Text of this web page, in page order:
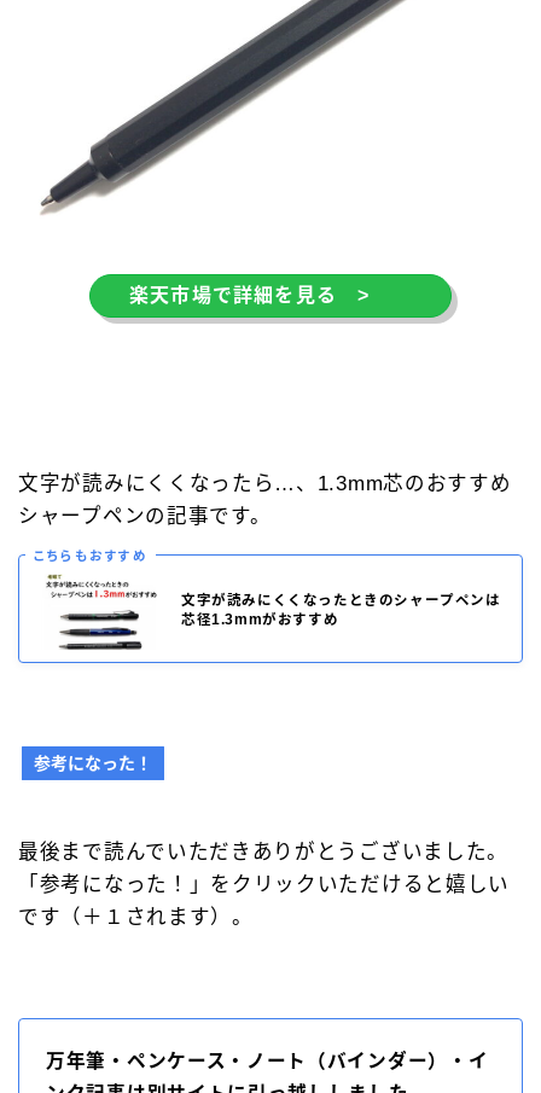
楽天市場で詳細を見る >
文字が読みにくくなったら…、1.3mm芯のおすすめ
シャープペンの記事です。
こちらもおすすめ
文字が読みにくくなったときのシャープペンは
芯径1.3mmがおすすめ
参考になった！
最後まで読んでいただきありがとうございました。
「参考になった！」をクリックいただけると嬉しい
です（＋１されます）。
万年筆・ペンケース・ノート（バインダー）・イ